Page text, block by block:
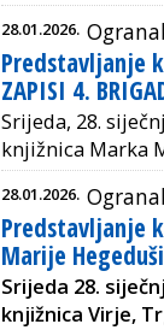
28.01.2026.
Predstavljanje
ZAPISI 4.
Srijeda, 28.
knjižnica Marka
28.01.2026.
Predstavljanje
Marije
Srijeda 28.
knjižnica Virje,